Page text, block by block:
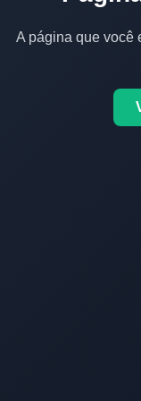
A página que você